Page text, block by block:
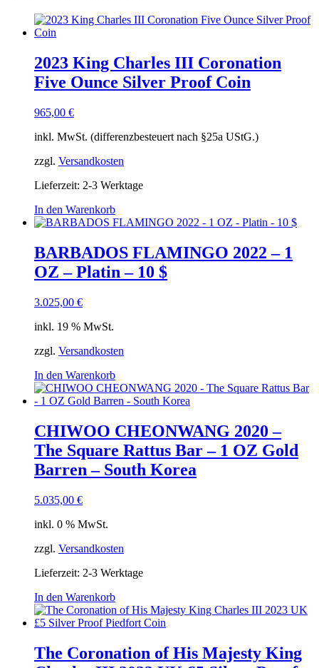
2023 King Charles III Coronation
Five Ounce Silver Proof Coin
965,00 €
inkl. MwSt. (differenzbesteuert nach §25a UStG.)
zzgl. Versandkosten
Lieferzeit: 2-3 Werktage
In den Warenkorb
BARBADOS FLAMINGO 2022 – 1
OZ – Platin – 10 $
3.025,00 €
inkl. 19 % MwSt.
zzgl. Versandkosten
In den Warenkorb
CHIWOO CHEONWANG 2020 –
The Square Rattus Bar – 1 OZ Gold
Barren – South Korea
5.035,00 €
inkl. 0 % MwSt.
zzgl. Versandkosten
Lieferzeit: 2-3 Werktage
In den Warenkorb
The Coronation of His Majesty King